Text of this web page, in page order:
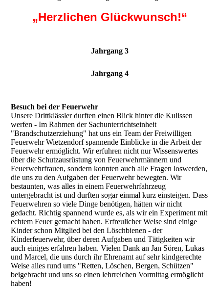
„Herzlichen Glückwunsch!“
Jahrgang 3
Jahrgang 4
Besuch bei der Feuerwehr
Unsere Drittklässler durften einen Blick hinter die Kulissen
werfen - Im Rahmen der Sachunterrichtseinheit
"Brandschutzerziehung" hat uns ein Team der Freiwilligen
Feuerwehr Wietzendorf spannende Einblicke in die Arbeit der
Feuerwehr ermöglicht. Wir erfuhren nicht nur Wissenswertes
über die Schutzausrüstung von Feuerwehrmännern und
Feuerwehrfrauen, sondern konnten auch alle Fragen loswerden,
die uns zu den Aufgaben der Feuerwehr bewegten. Wir
bestaunten, was alles in einem Feuerwehrfahrzeug
untergebracht ist und durften sogar einmal kurz einsteigen. Dass
Feuerwehren so viele Dinge benötigen, hätten wir nicht
gedacht. Richtig spannend wurde es, als wir ein Experiment mit
echtem Feuer gemacht haben. Erfreulicher Weise sind einige
Kinder schon Mitglied bei den Löschbienen - der
Kinderfeuerwehr, über deren Aufgaben und Tätigkeiten wir
auch einiges erfahren haben. Vielen Dank an Jan Sören, Lukas
und Marcel, die uns durch ihr Ehrenamt auf sehr kindgerechte
Weise alles rund ums "Retten, Löschen, Bergen, Schützen"
beigebracht und uns so einen lehrreichen Vormittag ermöglicht
haben!